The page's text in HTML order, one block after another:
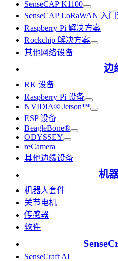
SenseCAP K1100
SenseCAP LoRaWAN 入
Raspberry Pi 解决方案
Rockchip 解决方案
其他网络设备
边
RK 设备
Raspberry Pi 设备
NVIDIA® Jetson™
ESP 设备
BeagleBone®
ODYSSEY
reCamera
其他边缘设备
机
机器人套件
关节电机
传感器
软件
SenseCraft AI